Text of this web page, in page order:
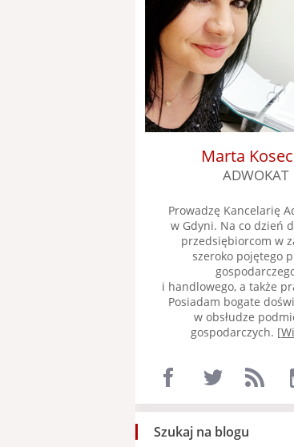
Marta
ADWOKAT
Prowadzę Kancelarię
w Gdyni. Na co dzień
przedsiębiorcom w
szeroko pojętego
i handlowego, a także
Posiadam bogate
w obsłudze
gospodarczych. [
Szukaj na blogu